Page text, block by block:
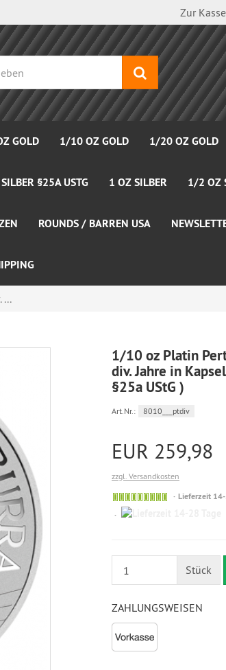
Zur Kasse
Suchen
GOLD 1/10 OZ GOLD 1/20 OZ GOLD
§25A USTG 1 OZ SILBER 1/2 OZ
ROUNDS / BARREN USA
...
1/10 oz Platin
div. Jahre in
§25a UStG )
Art.Nr.: 8010___ptdiv
EUR 259,98
zzgl. Versandkosten
Bestellung
Lieferzeit
Stück
ZAHLUNGSWEISEN